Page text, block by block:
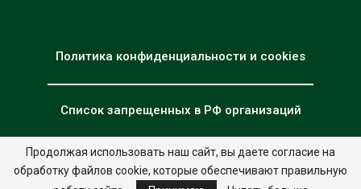
Политика конфиденциальности и cookies
Список запрещенных в РФ организаций
© 2026 - НИА "Экология". Все права защищены. Дизайн:nia.eco
Продолжая использовать наш сайт, вы даете согласие на
обработку файлов cookie, которые обеспечивают правильную